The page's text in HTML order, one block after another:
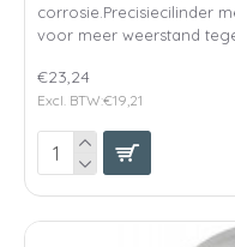
corrosie.Precisiecilinder
voor meer weerstand
€23,24
Excl. BTW:€19,21